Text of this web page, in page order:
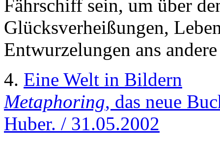
Fährschiff sein, um über
Glücksverheißungen,
Entwurzelungen ans
4. Eine Welt in Bildern
Metaphoring, das neue
Huber. / 31.05.2002